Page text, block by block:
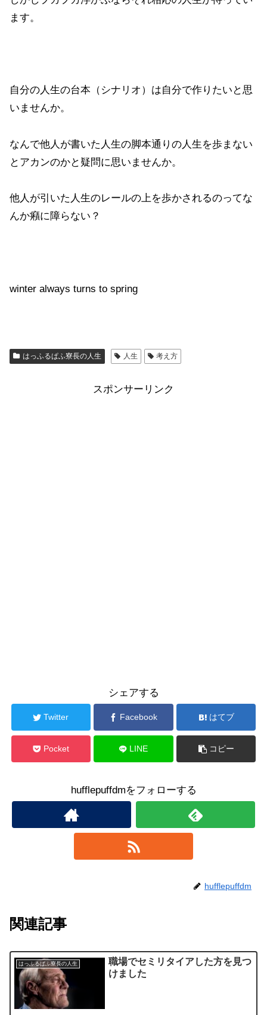
ます。
自分の人生の台本（シナリオ）は自分で作りたいと思
いませんか。
なんで他人が書いた人生の脚本通りの人生を歩まない
とアカンのかと疑問に思いませんか。
他人が引いた人生のレールの上を歩かされるのってな
んか癪に障らない？
winter always turns to spring
はっふるぱふ寮長の人生 人生 考え方
スポンサーリンク
シェアする
Twitter Facebook はてブ
Pocket LINE コピー
hufflepuffdmをフォローする
hufflepuffdm
関連記事
はっふるぱふ寮長の人生
職場でセミリタイアした方を見つ
けました